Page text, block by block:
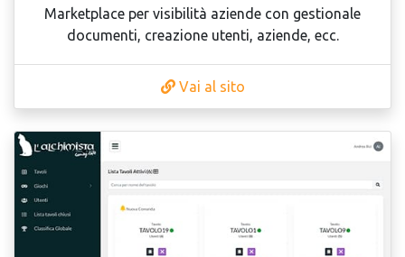
Marketplace per visibilità aziende con gestionale
documenti, creazione utenti, aziende, ecc.
Vai al sito